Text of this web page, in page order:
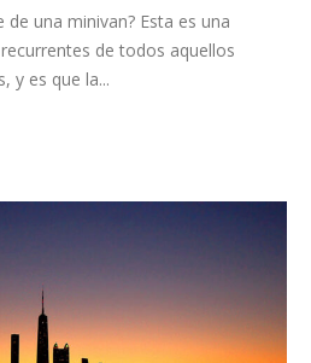
una minivan? Esta es una
de todos aquellos
y es que la...